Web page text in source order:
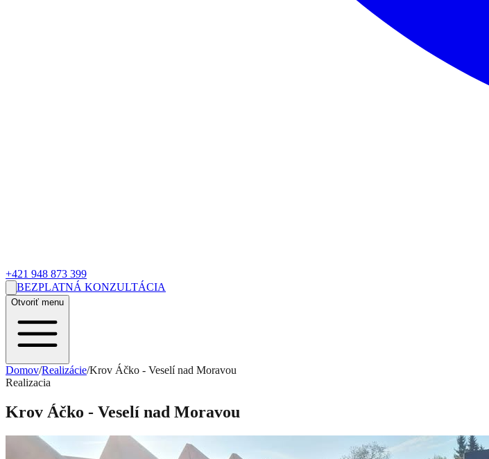
+421 948 873 399
BEZPLATNÁ KONZULTÁCIA
Otvoriť menu
Domov/Realizácie/Krov Áčko - Veselí nad Moravou
Realizacia
Krov Áčko - Veselí nad Moravou